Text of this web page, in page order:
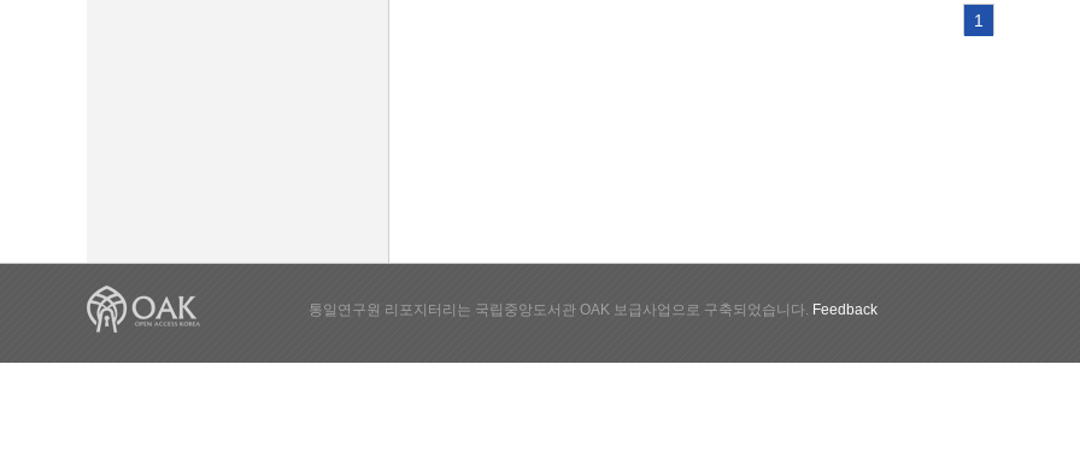
1
통일연구원 리포지터리는 국립중앙도서관 OAK 보급사업으로 구축되었습니다. Feedback